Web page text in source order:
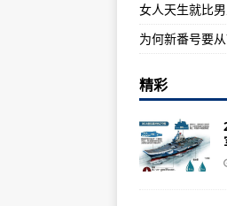
女人天生就比
为何新番号要
精彩